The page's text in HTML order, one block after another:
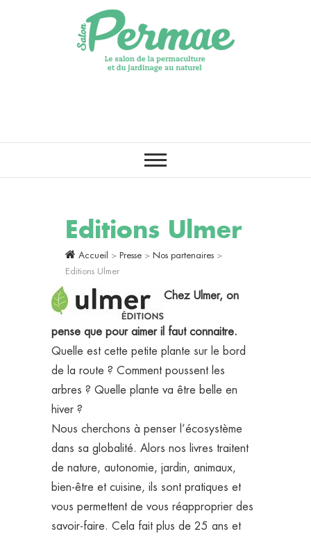
Salon Permae
PERMACULTURE, DE
L’AGROÉCOLOGIE ET DU
JARDINAGE AU NATUREL
Editions Ulmer
Accueil > Presse > Nos partenaires >
Editions Ulmer
Chez Ulmer, on
pense que pour aimer il faut connaitre.
Quelle est cette petite plante sur le bord
de la route ? Comment poussent les
arbres ? Quelle plante va être belle en
hiver ?
Nous cherchons à penser l’écosystème
dans sa globalité. Alors nos livres traitent
de nature, autonomie, jardin, animaux,
bien-être et cuisine, ils sont pratiques et
vous permettent de vous réapproprier des
savoir-faire. Cela fait plus de 25 ans et